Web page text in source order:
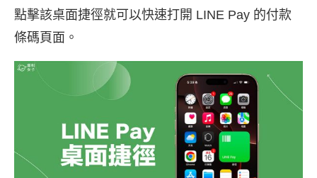
點擊該桌面捷徑就可以快速打開 LINE Pay 的付款
條碼頁面。